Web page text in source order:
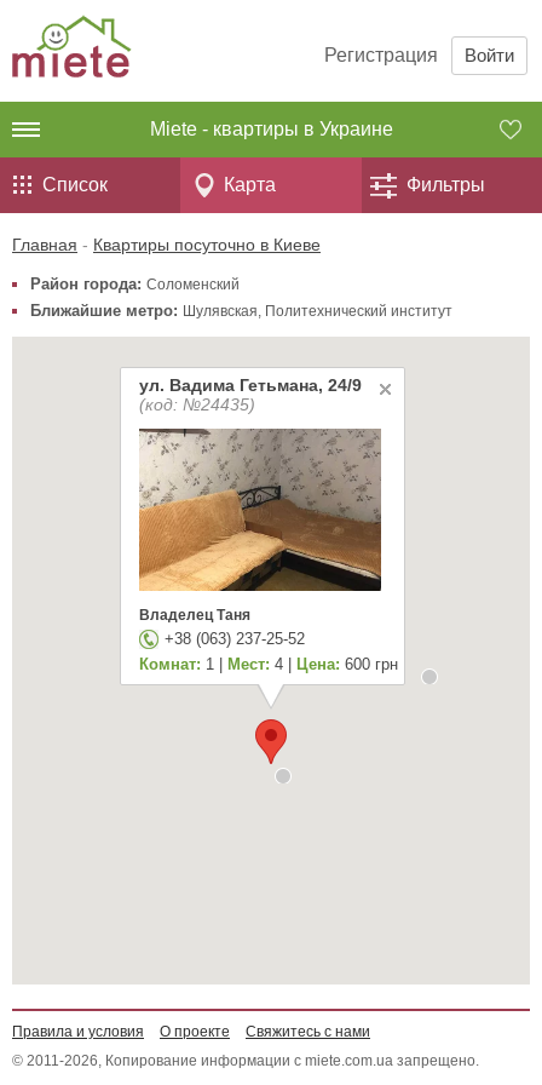
Регистрация Войти
Miete - квартиры в Украине
Список Карта Фильтры
Главная - Квартиры посуточно в Киеве
Район города: Соломенский
Ближайшие метро: Шулявская, Политехнический институт
ул. Вадима Гетьмана, 24/9
(код: №24435)
Владелец Таня
+38 (063) 237-25-52
Комнат: 1 | Мест: 4 | Цена: 600 грн
Правила и условия О проекте
Свяжитесь с нами
© 2011-2026, Копирование информации с miete.com.ua запрещено.